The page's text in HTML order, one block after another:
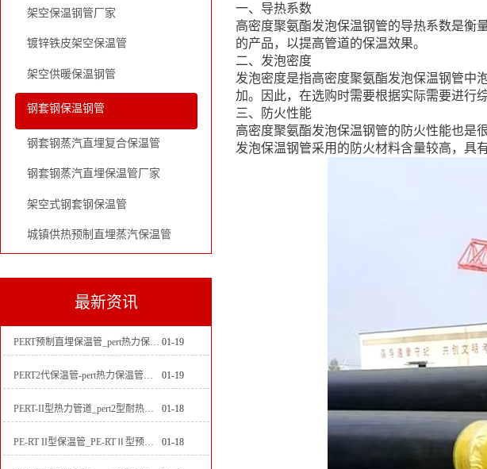
架空保温钢管厂家
镀锌铁皮架空保温管
架空供暖保温钢管
钢套钢保温钢管
钢套钢蒸汽直埋复合保温管
钢套钢蒸汽直埋保温管厂家
架空式钢套钢保温管
城镇供热预制直埋蒸汽保温管
最新资讯
PERT预制直埋保温管_pert热力保温管生产厂家 01-19
PERT2代保温管-pert热力保温管生产厂家 01-19
PERT-II型热力管道_pert2型耐热聚乙烯管_埋地pert二代保温管生产厂家 01-18
PE-RT II型保温管_PE-RTⅡ型预制直埋保温管_pert聚氨酯硬质保温管厂家 01-18
一、导热系数
高密度聚氨酯发泡保温钢管的导热系数是衡
的产品，以提高管道的保温效果。
二、发泡密度
发泡密度是指高密度聚氨酯发泡保温钢管中
加。因此，在选购时需要根据实际需要进行
三、防火性能
高密度聚氨酯发泡保温钢管的防火性能也是
发泡保温钢管采用的防火材料含量较高，具